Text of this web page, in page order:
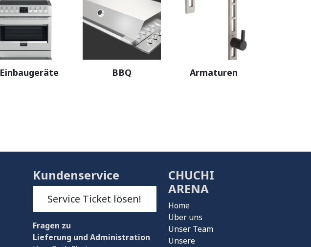
Einbaugeräte BBQ Armaturen
CHUCHI
ARENA
Home
Über uns
Unser Team
Unsere
Kundenservice
Service Ticket lösen!
Fragen zu
Lieferung und Administration